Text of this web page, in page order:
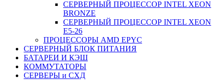
СЕРВЕРНЫЙ ПРОЦЕССОР INTEL XEON
BRONZE
СЕРВЕРНЫЙ ПРОЦЕССОР INTEL XEON
Е5-26
ПРОЦЕССОРЫ AMD EPYC
СЕРВЕРНЫЙ БЛОК ПИТАНИЯ
БАТАРЕИ И КЭШ
КОММУТАТОРЫ
СЕРВЕРЫ и СХД